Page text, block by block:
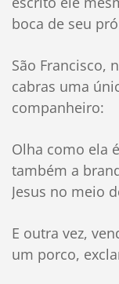
boca de seu
São Francisco,
cabras uma
companheiro:
Olha como ela
também a
Jesus no meio
E outra vez,
um porco,